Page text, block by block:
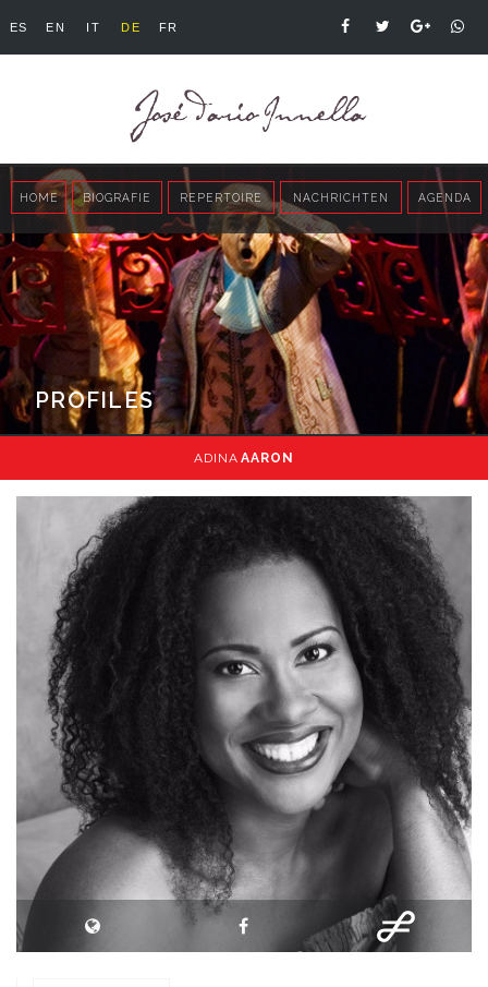
ES EN IT DE FR
HOME BIOGRAFIE REPERTOIRE NACHRICHTEN AGENDA
PROFILES
ADINA AARON